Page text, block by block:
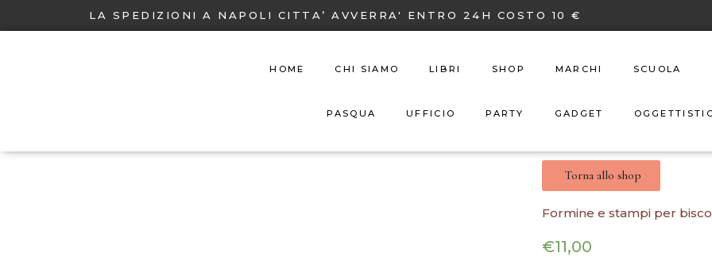
LA SPEDIZIONI A NAPOLI CITTA’ AVVERRA' ENTRO 24H COSTO 10 €
HOME CHI SIAMO LIBRI SHOP MARCHI SCUOLA
PASQUA UFFICIO PARTY GADGET
Torna allo shop
Formine e stampi per
€11,00